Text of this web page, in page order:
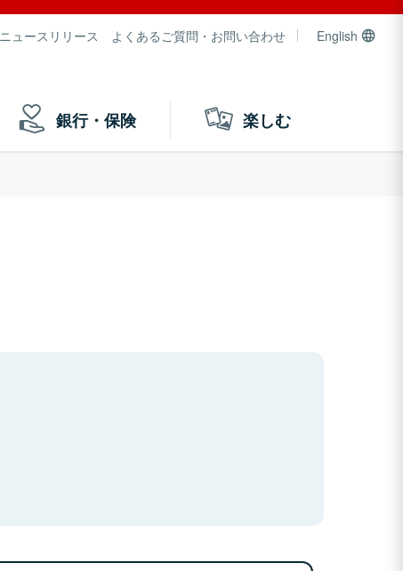
ニュースリリース よくあるご質問・お問い合わせ English
銀行・保険 楽しむ